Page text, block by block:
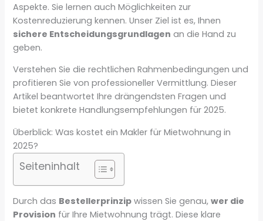
Aspekte. Sie lernen auch Möglichkeiten zur
Kostenreduzierung kennen. Unser Ziel ist es, Ihnen
sichere Entscheidungsgrundlagen an die Hand zu
geben.
Verstehen Sie die rechtlichen Rahmenbedingungen und
profitieren Sie von professioneller Vermittlung. Dieser
Artikel beantwortet Ihre drängendsten Fragen und
bietet konkrete Handlungsempfehlungen für 2025.
Überblick: Was kostet ein Makler für Mietwohnung in
2025?
Seiteninhalt
Durch das Bestellerprinzip wissen Sie genau,wer die
Provision für Ihre Mietwohnung trägt. Diese klare